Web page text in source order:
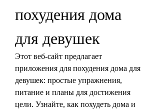
похудения дома
для девушек
Этот веб-сайт предлагает
приложения для похудения дома для
девушек: простые упражнения,
питание и планы для достижения
цели. Узнайте, как похудеть дома и